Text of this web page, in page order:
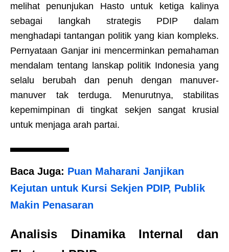
melihat penunjukan Hasto untuk ketiga kalinya
sebagai langkah strategis PDIP dalam
menghadapi tantangan politik yang kian kompleks.
Pernyataan Ganjar ini mencerminkan pemahaman
mendalam tentang lanskap politik Indonesia yang
selalu berubah dan penuh dengan manuver-
manuver tak terduga. Menurutnya, stabilitas
kepemimpinan di tingkat sekjen sangat krusial
untuk menjaga arah partai.
Baca Juga: Puan Maharani Janjikan
Kejutan untuk Kursi Sekjen PDIP, Publik
Makin Penasaran
Analisis Dinamika Internal dan